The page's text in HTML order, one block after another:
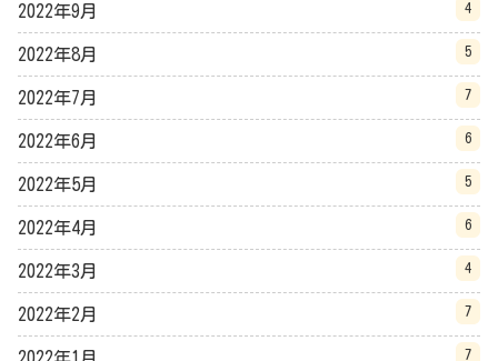
2022年9月 4
2022年8月 5
2022年7月 7
2022年6月 6
2022年5月 5
2022年4月 6
2022年3月 4
2022年2月 7
7